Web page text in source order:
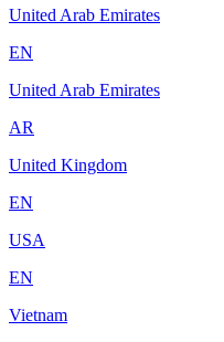
United Arab Emirates
EN
United Arab Emirates
AR
United Kingdom
EN
USA
EN
Vietnam